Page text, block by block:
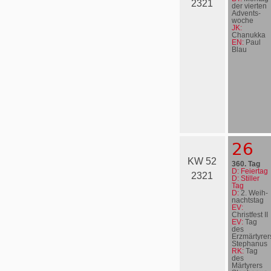
2321
der vierten
Advents­
woche
JK:
Chanukka
EN: Paul
Blau
KW 52
2321
26
360. Tag
D: Feiertag
D: Stiller
Tag
D: 2. Weih­
nachts­tag
EV:
Christfest II
EV: Tag
des
Stephanus
RK: Tag
des
Märtyrers